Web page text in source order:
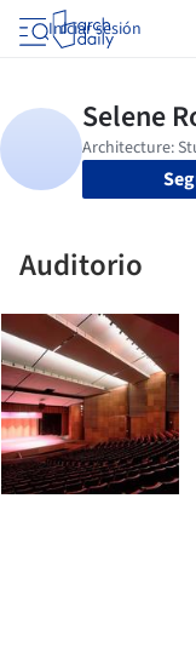
Iniciar sesión
Auditorio